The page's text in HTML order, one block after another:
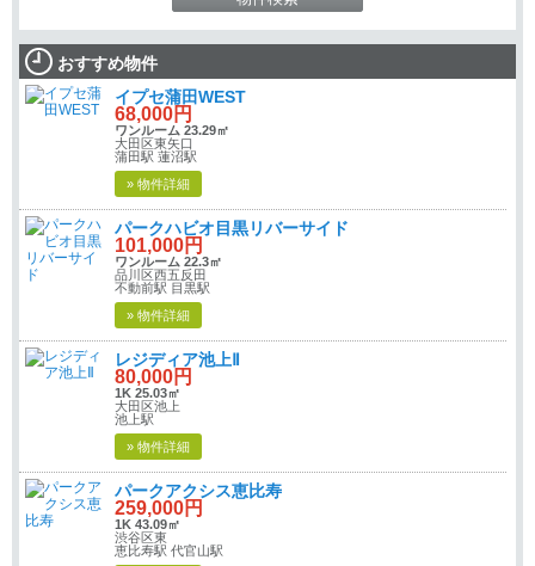
おすすめ物件
イプセ蒲田WEST
68,000円
ワンルーム 23.29㎡
大田区東矢口
蒲田駅 蓮沼駅
» 物件詳細
パークハビオ目黒リバーサイド
101,000円
ワンルーム 22.3㎡
品川区西五反田
不動前駅 目黒駅
» 物件詳細
レジディア池上Ⅱ
80,000円
1K 25.03㎡
大田区池上
池上駅
» 物件詳細
パークアクシス恵比寿
259,000円
1K 43.09㎡
渋谷区東
恵比寿駅 代官山駅